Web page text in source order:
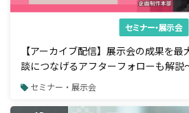
セミナー・展示会
【アーカイブ配信】展示会の成果を
談につなげるアフターフォローも解説
セミナー・展示会